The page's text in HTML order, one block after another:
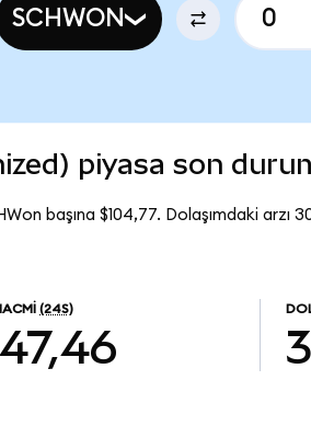
SCHWON
piyasa son
başına $104,77. Dolaşımdaki arzı
(24S)